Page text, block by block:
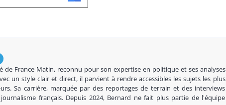
France Matin, reconnu pour son expertise en politique et ses analyses
un style clair et direct, il parvient à rendre accessibles les sujets les plus
Sa carrière, marquée par des reportages de terrain et des interviews
français. Depuis 2024, Bernard ne fait plus partie de l'équipe